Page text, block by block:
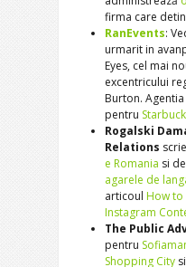
firma care
RanEvents:
urmarit in
Eyes, cel mai
excentricului
Burton.
pentru
Rogalski
Relations
e Romania si
agarele de
articoul How to
Instagram
The Public
pentru
Shopping City si